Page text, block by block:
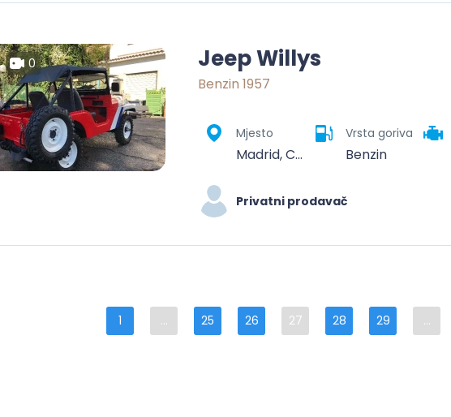
0 Jeep Willys
Benzin 1957
Mjesto
Madrid, Community of Madrid, Spain
Vrsta goriva
Benzin
Privatni prodavač
1 ... 25 26 27 28 29 ...